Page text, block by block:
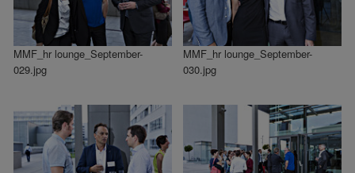
MMF_hr lounge_September-
029.jpg
MMF_hr lounge_September-
030.jpg